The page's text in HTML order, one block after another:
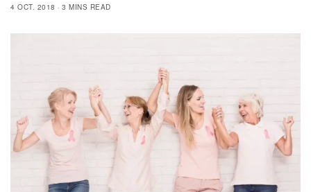
4 OCT. 2018
3 MINS READ